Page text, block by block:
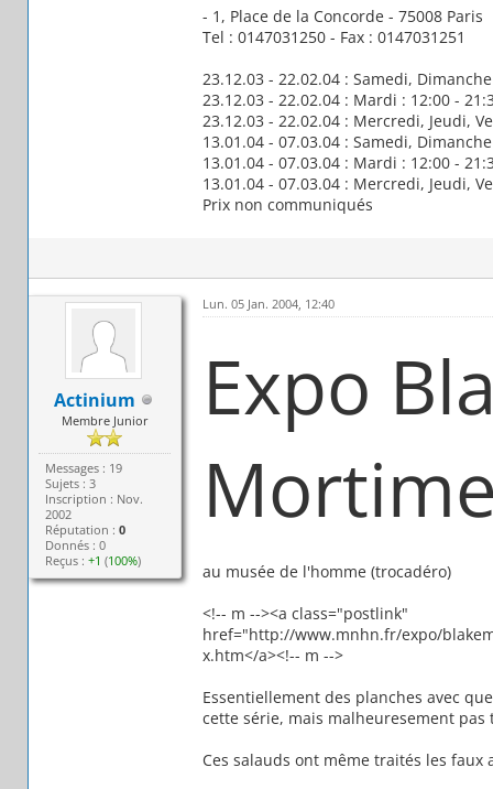
- 1, Place de la Concorde - 75008 Paris
Tel : 0147031250 - Fax : 0147031251
23.12.03 - 22.02.04 : Samedi,
23.12.03 - 22.02.04 : Mardi : 12:00 -
23.12.03 - 22.02.04 : Mercredi, Jeudi,
13.01.04 - 07.03.04 : Samedi,
13.01.04 - 07.03.04 : Mardi : 12:00 -
13.01.04 - 07.03.04 : Mercredi, Jeudi,
Prix non communiqués
Actinium
Membre Junior
Messages : 19
Sujets : 3
Inscription : Nov.
2002
Réputation :0
Donnés : 0
Reçus :+1 (100%)
Lun. 05 Jan. 2004, 12:40
Expo
au musée de l'homme (trocadéro)
<!-- m --><a class="postlink"
href="http://www.mnhn.fr/expo/
x.htm</a><!-- m -->
Essentiellement des planches avec
cette série, mais malheuresement
Ces salauds ont même traités les